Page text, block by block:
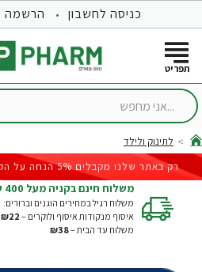
כניסה לחשבון הרשמה
...אני
home
לתינוק ולילד
רק באתר שלנו מקבלים 5% הנחה על הקנייה הבאה |
משלוח חינם בקניה מעל 400 ש"ח | דרך איפוסט עד 5 ק"ג
משלוח רגיל במחירים הוגנים וברורים:
איסוף מנקודות איסוף ולוקרים – ₪22
משלוח עד הבית –₪38